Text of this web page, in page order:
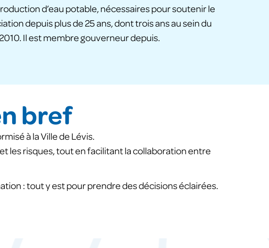
d’eau potable, nécessaires pour soutenir le
depuis plus de 25 ans, dont trois ans au sein du
Il est membre gouverneur depuis.
bref
à la Ville de Lévis.
les risques, tout en facilitant la collaboration entre
: tout y est pour prendre des décisions éclairées.